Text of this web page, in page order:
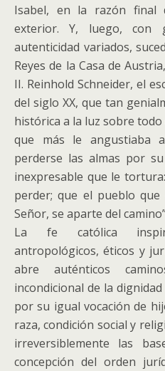
Isabel, en la razón
exterior. Y, luego, con
autenticidad variados,
Reyes de la Casa de
II. Reinhold Schneider, el
del siglo XX, que tan
histórica a la luz sobre todo
que más le angustiaba
perderse las almas por
inexpresable que le
perder; que el pueblo
Señor, se aparte del
La fe católica
antropológicos, éticos y
abre auténticos
incondicional de la
por su igual vocación de
raza, condición social y
irreversiblemente las
concepción del orden